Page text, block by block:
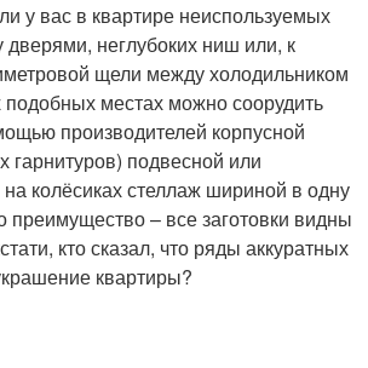
у вас в квартире неиспользуемых
дверями, неглубоких ниш или, к
щели между холодильником
подобных местах можно соорудить
производителей корпусной
гарнитуров) подвесной или
колёсиках стеллаж шириной в одну
преимущество – все заготовки видны
кто сказал, что ряды аккуратных
квартиры?